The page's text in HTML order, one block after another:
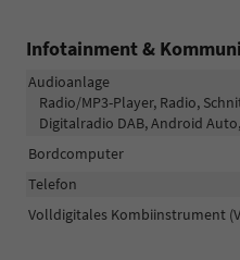
Infotainment &
Audioanlage
Radio/MP3-Player, Radio,
Digitalradio DAB, Android
Bordcomputer
Telefon
Volldigitales Kombiinstrument